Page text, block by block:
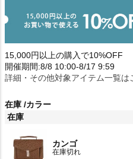
15,000円以上の購入で10%OFF
開催期間:8/8 10:00-8/17 9:59
詳細・その他対象アイテム一覧は
在庫 カラー
在庫
カンゴ
在庫切れ